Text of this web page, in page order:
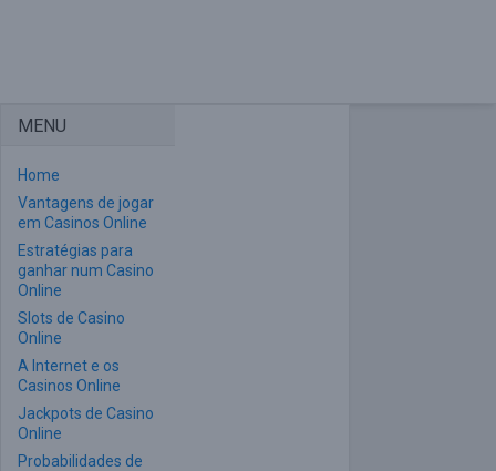
MENU
Home
Vantagens de jogar
em Casinos Online
Estratégias para
ganhar num Casino
Online
Slots de Casino
Online
A Internet e os
Casinos Online
Jackpots de Casino
Online
Probabilidades de